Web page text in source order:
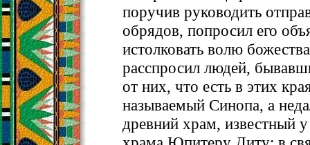
поручив руководить
обрядов, попросил его
истолковать волю
расспросил людей,
от них, что есть в этих
называемый Синопа, а
древний храм, известный